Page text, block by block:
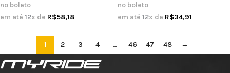
no boleto
em até 12x de R$58,18
no boleto
em até 12x de R$34,91
1 2 3 4 … 46 47 48 →